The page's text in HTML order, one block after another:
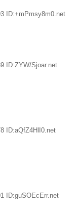
ID:+mPmsy8m0.net
ID:ZYW/Sjoar.net
ID:aQfZ4HlI0.net
ID:guSOEcErr.net